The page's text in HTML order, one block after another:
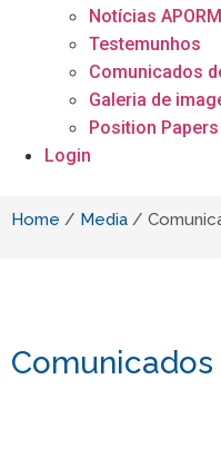
Notícias
Testemunhos
Comunicados
Galeria de
Position Papers
Login
Home / Media /